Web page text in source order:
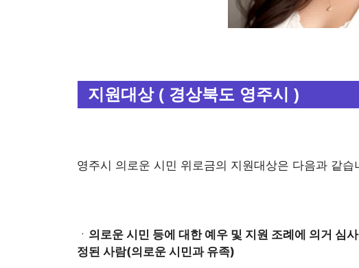
지원대상 ( 경상북도 영주시 )
영주시 의로운 시민 위로금의 지원대상은 다음과 같습
ㆍ 의로운 시민 등에 대한 예우 및 지원 조례에 의거 심
정된 사람(의로운 시민과 유족)